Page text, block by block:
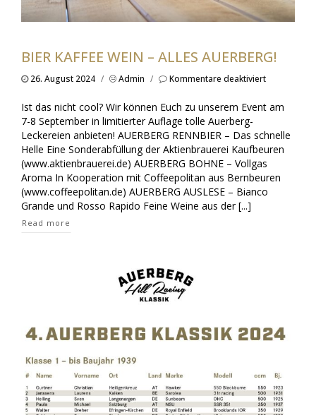
BIER KAFFEE WEIN – ALLES AUERBERG!
26. August 2024 / Admin / Kommentare deaktiviertfür
Wein
alles
Auerberg!
Ist das nicht cool? Wir können Euch zu unserem Event am
7-8 September in limitierter Auflage tolle Auerberg-
Leckereien anbieten! AUERBERG RENNBIER – Das schnelle
Helle Eine Sonderabfüllung der Aktienbrauerei Kaufbeuren
(www.aktienbrauerei.de) AUERBERG BOHNE – Vollgas
Aroma In Kooperation mit Coffeepolitan aus Bernbeuren
(www.coffeepolitan.de) AUERBERG AUSLESE – Bianco
Grande und Rosso Rapido Feine Weine aus der [...]
Read more